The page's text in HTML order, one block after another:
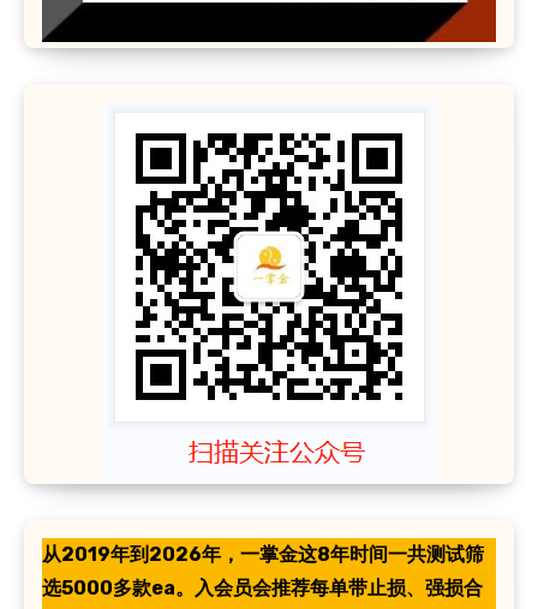
从2019年到2026年，一掌金这8年时间一共测试筛
选5000多款ea。入会员会推荐每单带止损、强损合